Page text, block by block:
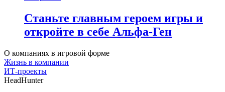
Станьте главным героем игры и
откройте в себе Альфа-Ген
О компаниях в игровой форме
Жизнь в компании
ИТ-проекты
HeadHunter